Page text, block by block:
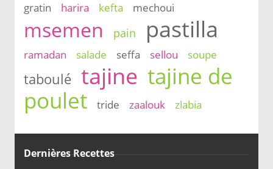
gratin
harira kefta mechoui
msemen pain pastilla
ramadan salade seffa sellou soupe
taboulé tajine tajine de
poulet
tride zaalouk zlabia
Dernières Recettes